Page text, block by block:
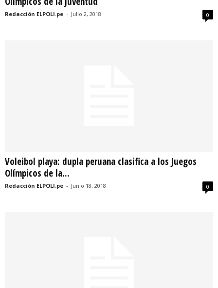
Redacción ELPOLI.pe - Julio 2, 2018 0
Voleibol playa: dupla peruana clasifica a los Juegos
Olímpicos de la...
Redacción ELPOLI.pe - Junio 18, 2018 0